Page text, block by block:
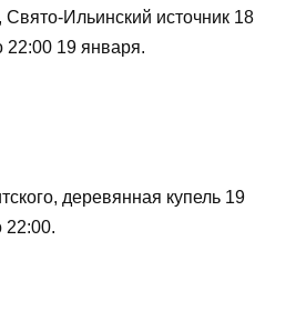
Ильинский источник 18
22:00 19 января.
деревянная купель 19
22:00.